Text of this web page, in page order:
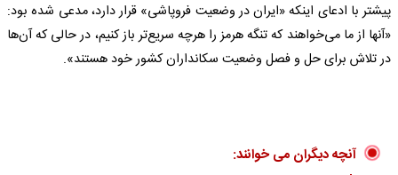
پیشتر با ادعای اینکه «ایران در وضعیت فروپاشی» قرار دارد، مدعی شده بود:‌
«آنها از ما می‌خواهند که تنگه هرمز را هرچه سریع‌تر باز کنیم، در حالی که آن‌ها
در تلاش برای حل و فصل وضعیت سکانداران کشور خود هستند».
آنچه دیگران می خوانند: